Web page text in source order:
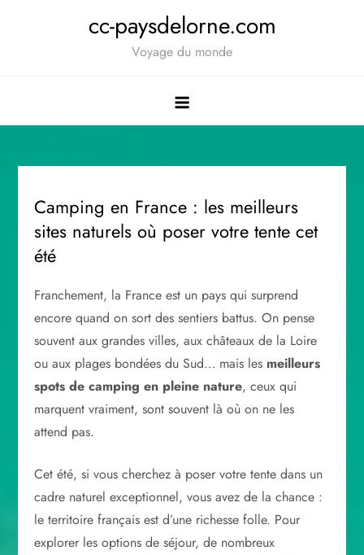
cc-paysdelorne.com
Voyage du monde
Camping en France : les meilleurs
sites naturels où poser votre tente cet
été
Franchement, la France est un pays qui surprend
encore quand on sort des sentiers battus. On pense
souvent aux grandes villes, aux châteaux de la Loire
ou aux plages bondées du Sud… mais les meilleurs
spots de camping en pleine nature, ceux qui
marquent vraiment, sont souvent là où on ne les
attend pas.
Cet été, si vous cherchez à poser votre tente dans un
cadre naturel exceptionnel, vous avez de la chance :
le territoire français est d’une richesse folle. Pour
explorer les options de séjour, de nombreux